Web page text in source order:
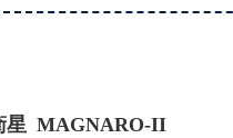
星 MAGNARO-II